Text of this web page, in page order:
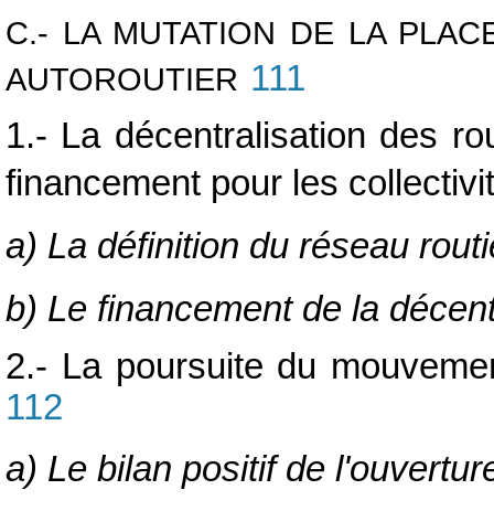
C.- LA MUTATION DE LA
AUTOROUTIER 111
1.- La décentralisation des
financement pour les
a) La définition du réseau
b) Le financement de la
2.- La poursuite du
112
a) Le bilan positif de